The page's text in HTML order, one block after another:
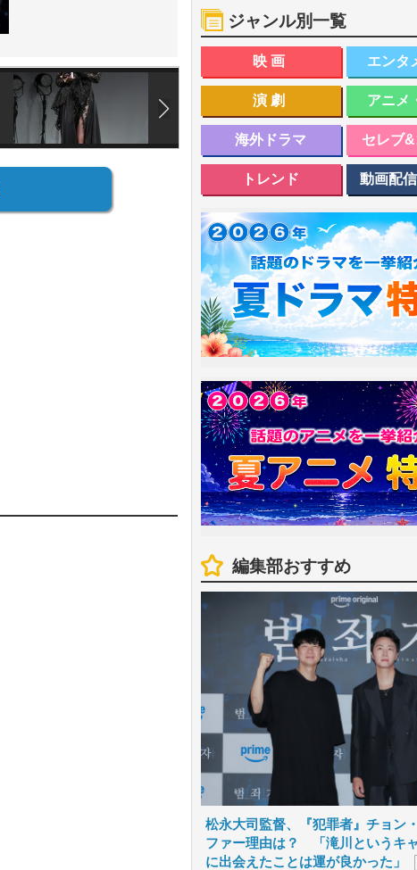
ジャンル別一覧
映画 エンタ
演劇 アニメ
海外ドラマ セレブ
トレンド 動画配
編集部おすすめ
松永大司監督、『犯罪者』チョン
ファー理由は？ 「滝川というキ
に出会えたことは運が良かった」